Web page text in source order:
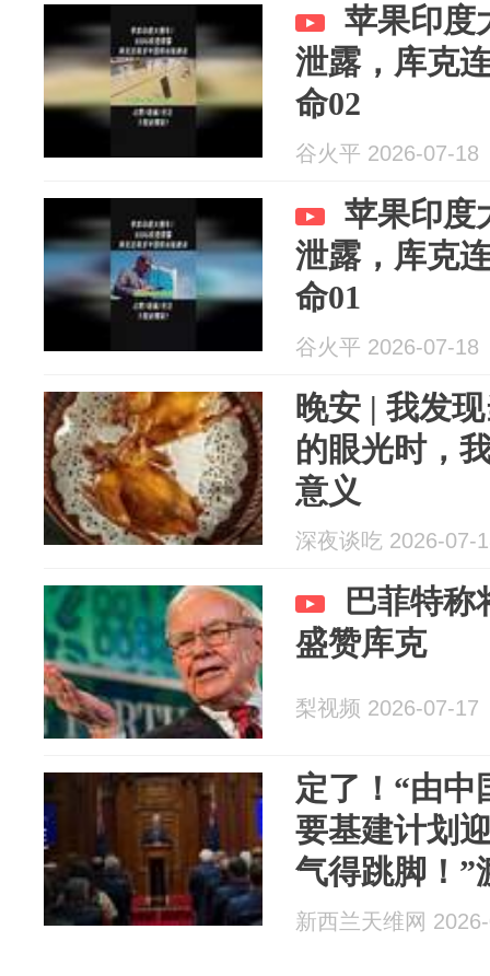
苹果印度
泄露，库克
命02
谷火平 2026-07-18
苹果印度
泄露，库克
命01
谷火平 2026-07-18
晚安 | 我发
的眼光时，
意义
深夜谈吃 2026-07-
巴菲特称
盛赞库克
梨视频 2026-07-17
定了！“由中
要基建计划
气得跳脚！”
部长出言讽
新西兰天维网